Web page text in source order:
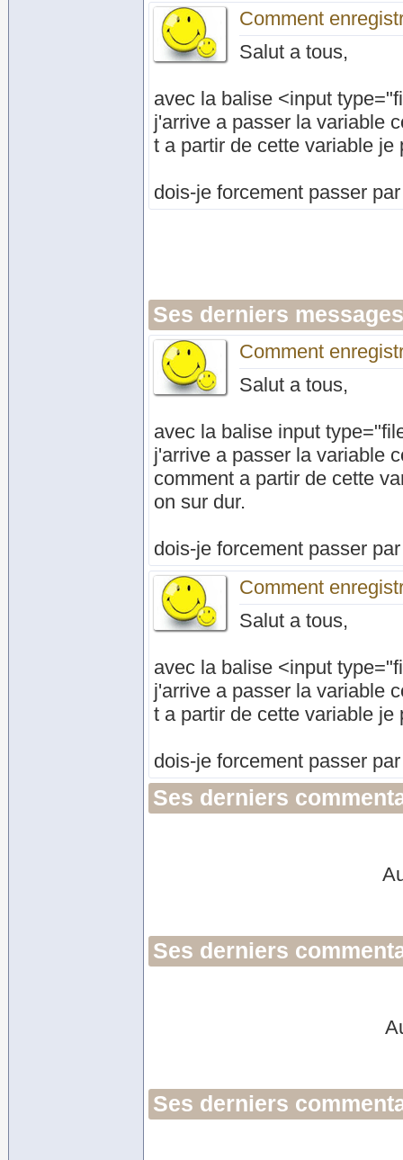
Comment
Salut a tous,
avec la balise <input
j'arrive a passer la variable
t a partir de cette variable
dois-je forcement passer
Ses derniers
Comment
Salut a tous,
avec la balise input
j'arrive a passer la variable
comment a partir de cette
on sur dur.
dois-je forcement passer
Comment
Salut a tous,
avec la balise <input
j'arrive a passer la variable
t a partir de cette variable
dois-je forcement passer
Ses derniers
Ses derniers
Ses derniers